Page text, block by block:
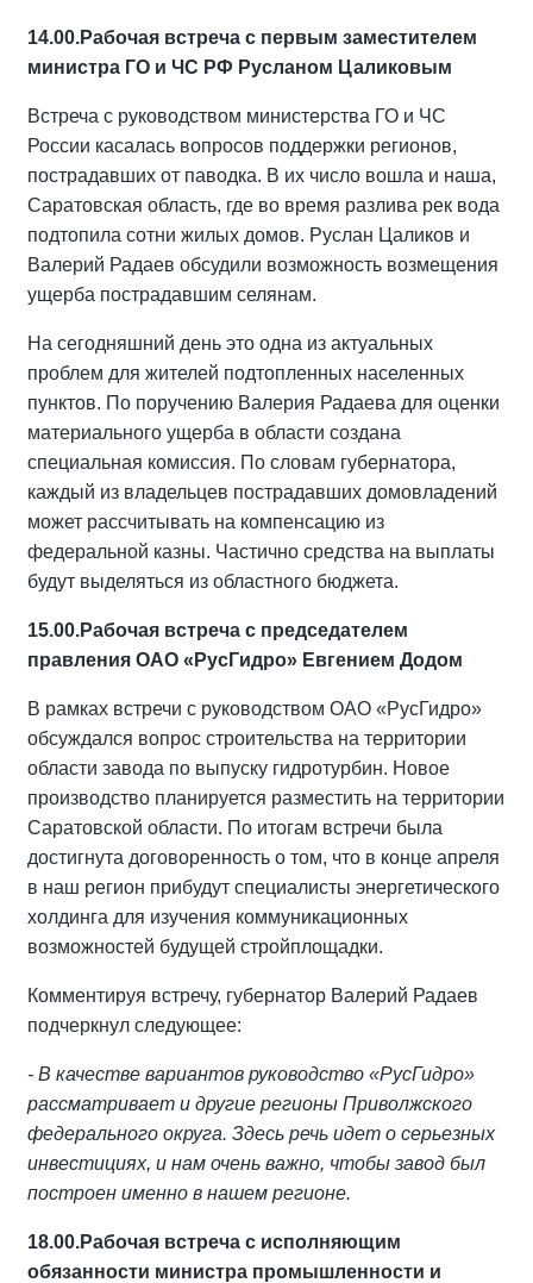
14.00.Рабочая встреча с первым заместителем
министра ГО и ЧС РФ Русланом Цаликовым
Встреча с руководством министерства ГО и ЧС
России касалась вопросов поддержки регионов,
пострадавших от паводка. В их число вошла и наша,
Саратовская область, где во время разлива рек вода
подтопила сотни жилых домов. Руслан Цаликов и
Валерий Радаев обсудили возможность возмещения
ущерба пострадавшим селянам.
На сегодняшний день это одна из актуальных
проблем для жителей подтопленных населенных
пунктов. По поручению Валерия Радаева для оценки
материального ущерба в области создана
специальная комиссия. По словам губернатора,
каждый из владельцев пострадавших домовладений
может рассчитывать на компенсацию из
федеральной казны. Частично средства на выплаты
будут выделяться из областного бюджета.
15.00.Рабочая встреча с председателем
правления ОАО «РусГидро» Евгением Додом
В рамках встречи с руководством ОАО «РусГидро»
обсуждался вопрос строительства на территории
области завода по выпуску гидротурбин. Новое
производство планируется разместить на территории
Саратовской области. По итогам встречи была
достигнута договоренность о том, что в конце апреля
в наш регион прибудут специалисты энергетического
холдинга для изучения коммуникационных
возможностей будущей стройплощадки.
Комментируя встречу, губернатор Валерий Радаев
подчеркнул следующее:
- В качестве вариантов руководство «РусГидро»
рассматривает и другие регионы Приволжского
федерального округа. Здесь речь идет о серьезных
инвестициях, и нам очень важно, чтобы завод был
построен именно в нашем регионе.
18.00.Рабочая встреча с исполняющим
обязанности министра промышленности и